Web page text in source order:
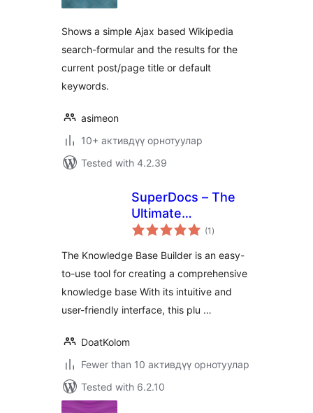
Shows a simple Ajax based Wikipedia
search-formular and the results for the
current post/page title or default
keywords.
asimeon
10+ активдүү орнотуулар
Tested with 4.2.39
SuperDocs – The
Ultimate
Knowledge Base,
Documentation
Builder
(1 total
ratings
)
The Knowledge Base Builder is an easy-
to-use tool for creating a comprehensive
knowledge base With its intuitive and
user-friendly interface, this plu …
DoatKolom
Fewer than 10 активдүү орнотуулар
Tested with 6.2.10